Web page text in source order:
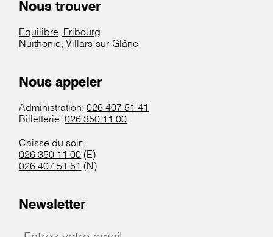
Nous trouver
Equilibre, Fribourg
Nuithonie, Villars-sur-Glâne
Nous appeler
Administration:026 407 51 41
Billetterie:026 350 11 00
Caisse du soir:
026 350 11 00 (E)
026 407 51 51 (N)
Newsletter